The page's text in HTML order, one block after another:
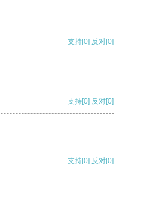
支持[0] 反对[0]
支持[0] 反对[0]
支持[0] 反对[0]